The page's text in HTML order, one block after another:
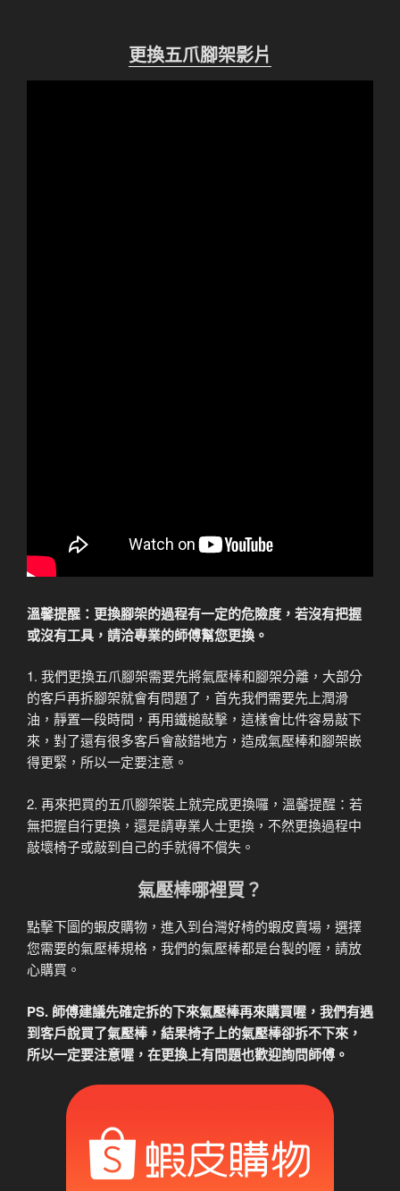
更換五爪腳架影片
溫馨提醒：更換腳架的過程有一定的危險度，若沒有把握
或沒有工具，請洽專業的師傅幫您更換。
1. 我們更換五爪腳架需要先將氣壓棒和腳架分離，大部分
的客戶再拆腳架就會有問題了，首先我們需要先上潤滑
油，靜置一段時間，再用鐵槌敲擊，這樣會比件容易敲下
來，對了還有很多客戶會敲錯地方，造成氣壓棒和腳架嵌
得更緊，所以一定要注意。
2. 再來把買的五爪腳架裝上就完成更換囉，溫馨提醒：若
無把握自行更換，還是請專業人士更換，不然更換過程中
敲壞椅子或敲到自己的手就得不償失。
氣壓棒哪裡買？
點擊下圖的蝦皮購物，進入到台灣好椅的蝦皮賣場，選擇
您需要的氣壓棒規格，我們的氣壓棒都是台製的喔，請放
心購買。
PS. 師傅建議先確定拆的下來氣壓棒再來購買喔，我們有遇
到客戶說買了氣壓棒，結果椅子上的氣壓棒卻拆不下來，
所以一定要注意喔，在更換上有問題也歡迎詢問師傅。